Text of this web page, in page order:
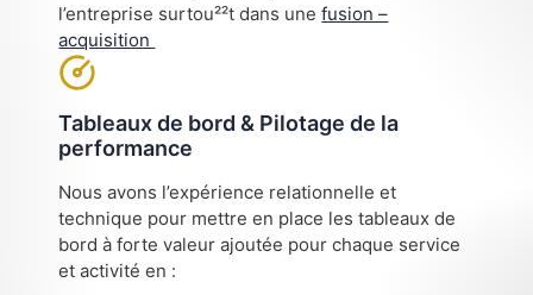
l’entreprise surtou²²t dans unefusion –
acquisition
Tableaux de bord & Pilotage de la
performance
Nous avons l’expérience relationnelle et
technique pour mettre en place les tableaux de
bord à forte valeur ajoutée pour chaque service
et activité en :